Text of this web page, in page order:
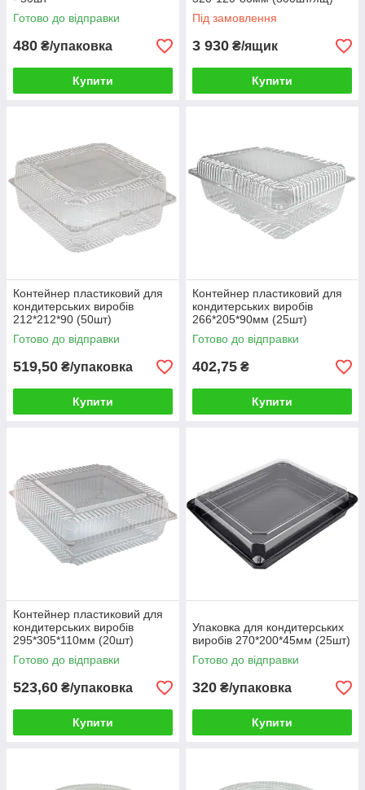
Готово до відправки
480 ₴/упаковка
Купити
Під замовлення
3 930 ₴/ящик
Купити
Контейнер пластиковий для
кондитерських виробів
212*212*90 (50шт)
Готово до відправки
519,50 ₴/упаковка
Купити
Контейнер пластиковий для
кондитерських виробів
266*205*90мм (25шт)
Готово до відправки
402,75 ₴
Купити
Контейнер пластиковий для
кондитерських виробів
295*305*110мм (20шт)
Готово до відправки
523,60 ₴/упаковка
Купити
Упаковка для кондитерських
виробів 270*200*45мм (25шт)
Готово до відправки
320 ₴/упаковка
Купити